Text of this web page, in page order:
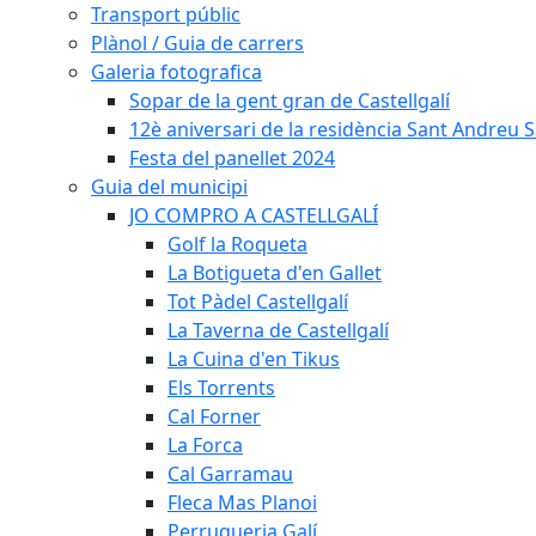
Transport públic
Plànol / Guia de carrers
Galeria fotografica
Sopar de la gent gran de Castellgalí
12è aniversari de la residència Sant Andreu
Festa del panellet 2024
Guia del municipi
JO COMPRO A CASTELLGALÍ
Golf la Roqueta
La Botigueta d'en Gallet
Tot Pàdel Castellgalí
La Taverna de Castellgalí
La Cuina d'en Tikus
Els Torrents
Cal Forner
La Forca
Cal Garramau
Fleca Mas Planoi